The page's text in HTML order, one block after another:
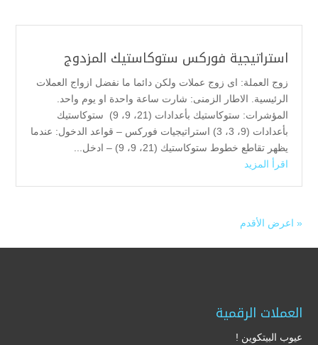
استراتيجية فوركس ستوكاستيك المزدوج
زوج العملة: اى زوج عملات ولكن دائما ما نفضل ازواج العملات
الرئيسية. الاطار الزمنى: شارت ساعة واحدة او يوم واحد.
المؤشرات: ستوكاستيك بأعدادات (21، 9، 9) ستوكاستيك
بأعدادات (9، 3، 3) استراتيجيات فوركس – قواعد الدخول: عندما
يظهر تقاطع خطوط ستوكاستيك (21، 9، 9) – ادخل...
اقرأ المزيد
« اعرض الأقدم
العملات الرقمية
عيوب البيتكوين !